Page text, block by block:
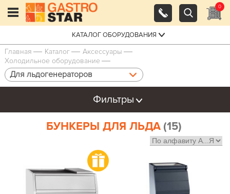
0
КАТАЛОГ ОБОРУДОВАНИЯ
Главная Каталог
Аксессуары
Холодильное оборудование
Для льдогенераторов
Фильтры
БУНКЕРЫ ДЛЯ ЛЬДА (15)